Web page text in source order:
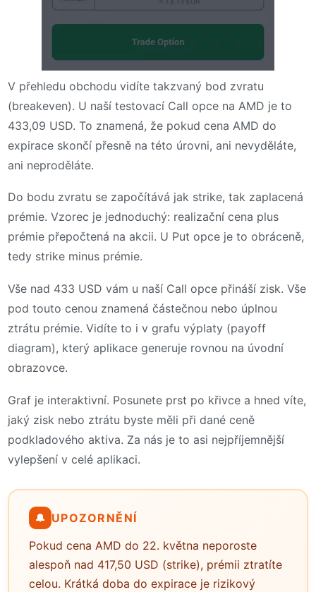
V přehledu obchodu vidíte takzvaný bod zvratu
(breakeven). U naší testovací Call opce na AMD je to
433,09 USD. To znamená, že pokud cena AMD do
expirace skončí přesně na této úrovni, ani nevyděláte,
ani neproděláte.
Do bodu zvratu se započítává jak strike, tak zaplacená
prémie. Vzorec je jednoduchý: realizační cena plus
prémie přepočtená na akcii. U Put opce je to obráceně,
tedy strike minus prémie.
Vše nad 433 USD vám u naší Call opce přináší zisk. Vše
pod touto cenou znamená částečnou nebo úplnou
ztrátu prémie. Vidíte to i v grafu výplaty (payoff
diagram), který aplikace generuje rovnou na úvodní
obrazovce.
Graf je interaktivní. Posunete prst po křivce a hned víte,
jaký zisk nebo ztrátu byste měli při dané ceně
podkladového aktiva. Za nás je to asi nejpříjemnější
vylepšení v celé aplikaci.
🔔 UPOZORNĚNÍ
Pokud cena AMD do 22. května neporoste
alespoň nad 417,50 USD (strike), prémii ztratíte
celou. Krátká doba do expirace je rizikový